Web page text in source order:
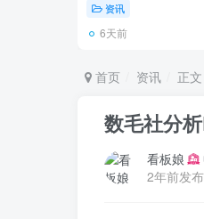
资讯
6天前
首页 资讯 正文
数毛社分
看板娘
2年前发布